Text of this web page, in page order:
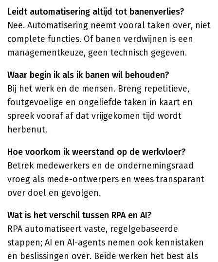
Leidt automatisering altijd tot banenverlies?
Nee. Automatisering neemt vooral taken over, niet
complete functies. Of banen verdwijnen is een
managementkeuze, geen technisch gegeven.
Waar begin ik als ik banen wil behouden?
Bij het werk en de mensen. Breng repetitieve,
foutgevoelige en ongeliefde taken in kaart en
spreek vooraf af dat vrijgekomen tijd wordt
herbenut.
Hoe voorkom ik weerstand op de werkvloer?
Betrek medewerkers en de ondernemingsraad
vroeg als mede-ontwerpers en wees transparant
over doel en gevolgen.
Wat is het verschil tussen RPA en AI?
RPA automatiseert vaste, regelgebaseerde
stappen; AI en AI-agents nemen ook kennistaken
en beslissingen over. Beide werken het best als